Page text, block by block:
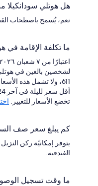
هل هوتلي سودانكيلا
نعم، يُسمح باصطحاب
ما تكلفة الإقامة في
611، ولا تشمل هذه
تخضع الأسعار للتغيير.
كم يبلغ سعر صف
يتوفر إمكانيّة ركن
الفندقية.
ما وقت تسجيل